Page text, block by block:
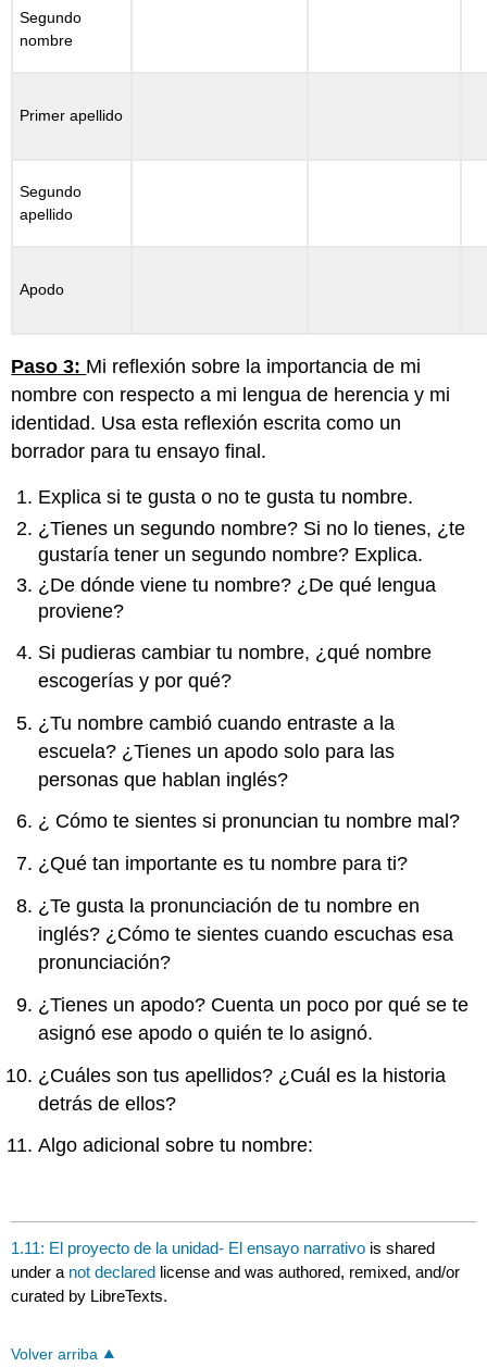
Segundo
nombre
Primer apellido
Segundo
apellido
Apodo
Paso 3: Mi reflexión sobre la importancia de mi
nombre con respecto a mi lengua de herencia y mi
identidad. Usa esta reflexión escrita como un
borrador para tu ensayo final.
Explica si te gusta o no te gusta tu nombre.
¿Tienes un segundo nombre? Si no lo tienes, ¿te
gustaría tener un segundo nombre? Explica.
¿De dónde viene tu nombre? ¿De qué lengua
proviene?
Si pudieras cambiar tu nombre, ¿qué nombre
escogerías y por qué?
¿Tu nombre cambió cuando entraste a la
escuela? ¿Tienes un apodo solo para las
personas que hablan inglés?
¿ Cómo te sientes si pronuncian tu nombre mal?
¿Qué tan importante es tu nombre para ti?
¿Te gusta la pronunciación de tu nombre en
inglés? ¿Cómo te sientes cuando escuchas esa
pronunciación?
¿Tienes un apodo? Cuenta un poco por qué se te
asignó ese apodo o quién te lo asignó.
¿Cuáles son tus apellidos? ¿Cuál es la historia
detrás de ellos?
Algo adicional sobre tu nombre:
1.11: El proyecto de la unidad- El ensayo narrativo is shared
under a not declared license and was authored, remixed, and/or
curated by LibreTexts.
Volver arriba